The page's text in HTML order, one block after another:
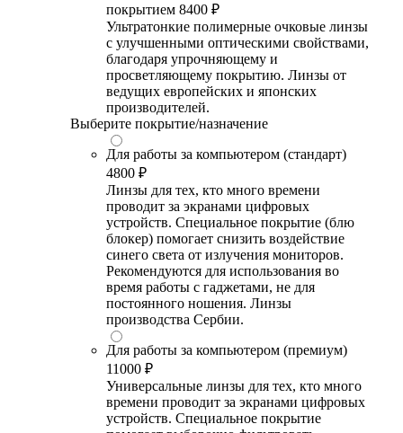
покрытием 8400 ₽
Ультратонкие полимерные очковые линзы
с улучшенными оптическими свойствами,
благодаря упрочняющему и
просветляющему покрытию. Линзы от
ведущих европейских и японских
производителей.
Выберите покрытие/назначение
Для работы за компьютером (стандарт)
4800 ₽
Линзы для тех, кто много времени
проводит за экранами цифровых
устройств. Специальное покрытие (блю
блокер) помогает снизить воздействие
синего света от излучения мониторов.
Рекомендуются для использования во
время работы с гаджетами, не для
постоянного ношения. Линзы
производства Сербии.
Для работы за компьютером (премиум)
11000 ₽
Универсальные линзы для тех, кто много
времени проводит за экранами цифровых
устройств. Специальное покрытие